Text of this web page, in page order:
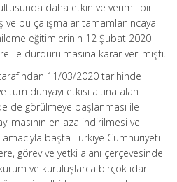
daha etkin ve verimli bir
ve bu çalışmalar tamamlanıncaya
eğitimlerinin 12 Şubat 2020
ile durdurulmasına karar verilmişti.
11/03/2020 tarihinde
dünyayı etkisi altına alan
de görülmeye başlanması ile
en aza indirilmesi ve
amacıyla başta Türkiye Cumhuriyeti
görev ve yetki alanı çerçevesinde
ve kuruluşlarca birçok idari